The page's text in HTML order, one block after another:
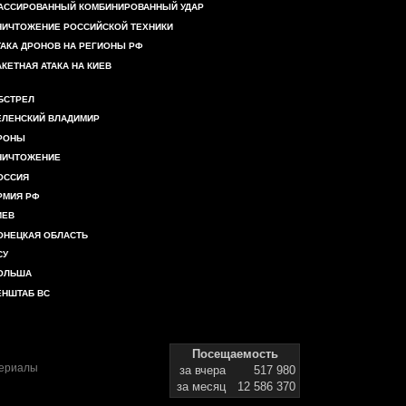
КОМБИНИРОВАННЫЙ УДАР
РОССИЙСКОЙ ТЕХНИКИ
ДРОНОВ НА РЕГИОНЫ РФ
АТАКА НА КИЕВ
ВЛАДИМИР
РФ
ОБЛАСТЬ
ВС
Посещаемость
за вчера
517 980
за месяц
12 586 370